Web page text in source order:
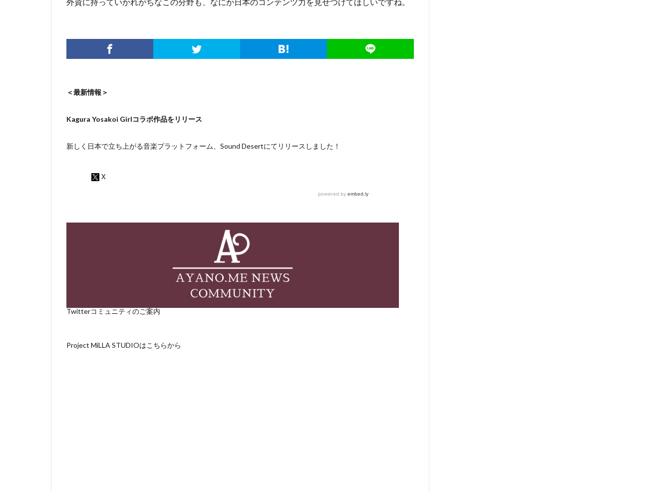
＜最新情報＞
Kagura Yosakoi Girlコラボ作品をリリース
新しく日本で立ち上がる音楽プラットフォーム、Sound Desertにてリリースしました！
Twitterコミュニティのご案内
Project MiLLA STUDIOはこちらから